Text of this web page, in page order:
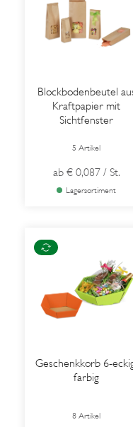
Blockbodenbeutel
Kraftpapier mit
Sichtfenster
5 Artikel
ab € 0,087 / St.
Lagersortiment
Geschenkkorb 6-
farbig
8 Artikel